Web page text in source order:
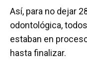
Así, para no dejar
odontológica,
estaban en
hasta finalizar.